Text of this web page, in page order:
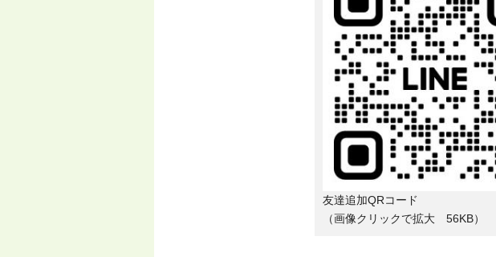
友達追加QRコード
（画像クリックで拡大 56KB）